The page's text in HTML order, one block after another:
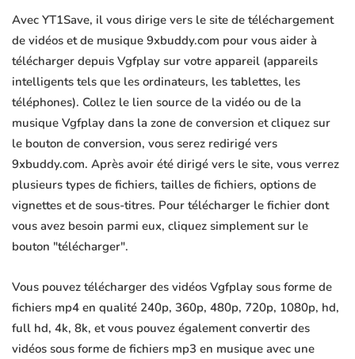
Avec YT1Save, il vous dirige vers le site de téléchargement
de vidéos et de musique 9xbuddy.com pour vous aider à
télécharger depuis Vgfplay sur votre appareil (appareils
intelligents tels que les ordinateurs, les tablettes, les
téléphones). Collez le lien source de la vidéo ou de la
musique Vgfplay dans la zone de conversion et cliquez sur
le bouton de conversion, vous serez redirigé vers
9xbuddy.com. Après avoir été dirigé vers le site, vous verrez
plusieurs types de fichiers, tailles de fichiers, options de
vignettes et de sous-titres. Pour télécharger le fichier dont
vous avez besoin parmi eux, cliquez simplement sur le
bouton "télécharger".
Vous pouvez télécharger des vidéos Vgfplay sous forme de
fichiers mp4 en qualité 240p, 360p, 480p, 720p, 1080p, hd,
full hd, 4k, 8k, et vous pouvez également convertir des
vidéos sous forme de fichiers mp3 en musique avec une